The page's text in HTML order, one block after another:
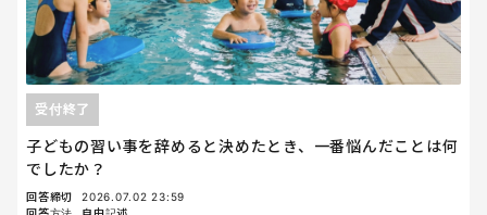
子どもの習い事を辞めると決めたとき、一番悩んだことは何
でしたか？
受付終了
回答締切
2026.07.02 23:59